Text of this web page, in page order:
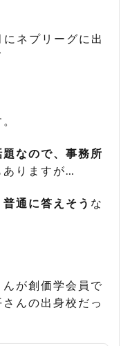
ネプリーグに出
なので、事務所
ありますが…
通に答えそう な
が創価学会員で
んの出身校だっ